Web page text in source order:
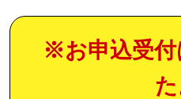
※お申込受付
た